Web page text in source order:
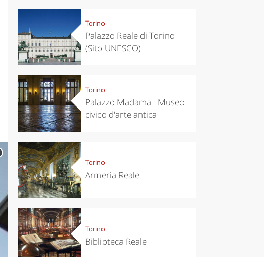
Torino
Palazzo Reale di Torino
(Sito UNESCO)
Torino
Palazzo Madama - Museo
civico d'arte antica
Torino
Armeria Reale
Torino
Biblioteca Reale